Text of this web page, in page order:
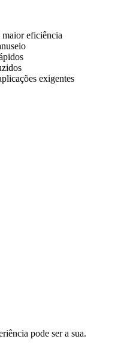
eficiência
exigentes
pode ser a sua.